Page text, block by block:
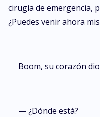
cirugía de emergencia,
¿Puedes venir ahora
Boom, su corazón
— ¿Dónde está?